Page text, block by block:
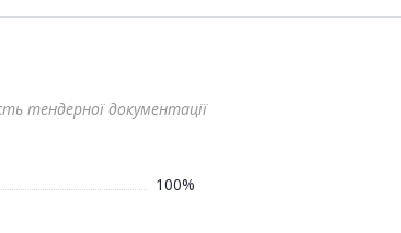
тендерної документації
100%